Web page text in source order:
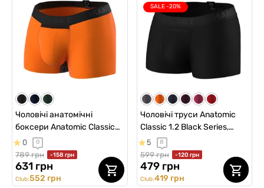
Чоловічі анатомічні
боксери Anatomic Classic
w/fly Light Plus, Black
Series, помаранчевий
0 0
789 грн -158 грн
631 грн
Club:552 грн
SALE -20%
Чоловічі труси Anatomic
Classic 1.2 Black Series,
чорний
5 8
599 грн -120 грн
479 грн
Club:419 грн